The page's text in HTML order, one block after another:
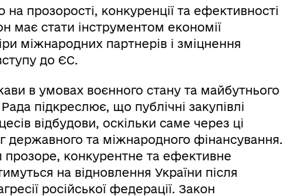
прозорості, конкуренції та ефективності
має стати інструментом економії
міжнародних партнерів і зміцнення
до ЄС.
в умовах воєнного стану та майбутнього
підкреслює, що публічні закупівлі
відбудови, оскільки саме через ці
державного та міжнародного фінансування.
конкурентне та ефективне
на відновлення України після
російської федерації. Закон